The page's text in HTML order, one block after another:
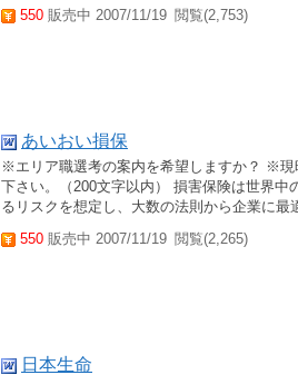
550 販売中 2007/11/19 閲覧(2,753)
あいおい損保
※エリア職選考の案内を希望しますか？ ※現
下さい。（200文字以内） 損害保険は世界
るリスクを想定し、大数の法則から企業に
550 販売中 2007/11/19 閲覧(2,265)
日本生命